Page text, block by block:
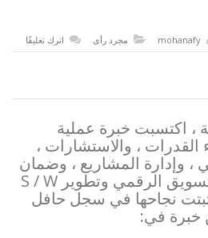
mohanafy مجرد رأى اترك تعليقًا
، اكتسبت خبرة عملية
القدرات ، والاستشارات ،
، وإدارة المشاريع ، وضمان
الجودة في مجالات التسويق الرقمي وتطوير S / W
نجاحها في سجل حافل